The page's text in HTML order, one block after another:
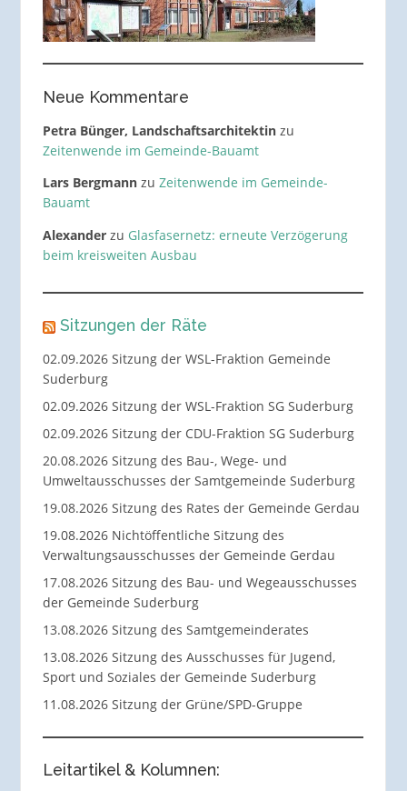
Neue Kommentare
Petra Bünger, Landschaftsarchitektinzu
Zeitenwende im Gemeinde-Bauamt
Lars Bergmannzu Zeitenwende im Gemeinde-
Bauamt
Alexanderzu Glasfasernetz: erneute Verzögerung
beim kreisweiten Ausbau
Sitzungen der Räte
02.09.2026 Sitzung der WSL-Fraktion Gemeinde
Suderburg
02.09.2026 Sitzung der WSL-Fraktion SG Suderburg
02.09.2026 Sitzung der CDU-Fraktion SG Suderburg
20.08.2026 Sitzung des Bau-, Wege- und
Umweltausschusses der Samtgemeinde Suderburg
19.08.2026 Sitzung des Rates der Gemeinde Gerdau
19.08.2026 Nichtöffentliche Sitzung des
Verwaltungsausschusses der Gemeinde Gerdau
17.08.2026 Sitzung des Bau- und Wegeausschusses
der Gemeinde Suderburg
13.08.2026 Sitzung des Samtgemeinderates
13.08.2026 Sitzung des Ausschusses für Jugend,
Sport und Soziales der Gemeinde Suderburg
11.08.2026 Sitzung der Grüne/SPD-Gruppe
Leitartikel & Kolumnen: